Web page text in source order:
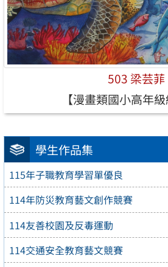
學生作品集
115年子職教育學習單優良
114年防災教育藝文創作競賽
114友善校園及反毒運動
114交通安全教育藝文競賽
503 梁芸菲
【漫畫類國小高年